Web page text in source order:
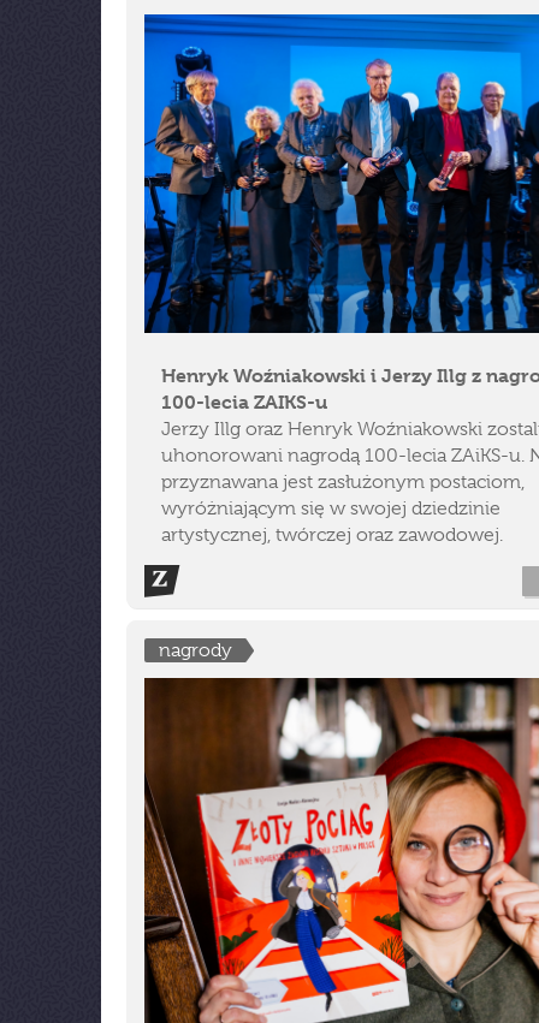
Henryk Woźniakowski i Jerzy Illg z
100-lecia ZAIKS-u
Jerzy Illg oraz Henryk Woźniakowski
uhonorowani nagrodą 100-lecia ZAiKS-u.
przyznawana jest zasłużonym postaciom,
wyróżniającym się w swojej dziedzinie
artystycznej, twórczej oraz zawodowej.
nagrody